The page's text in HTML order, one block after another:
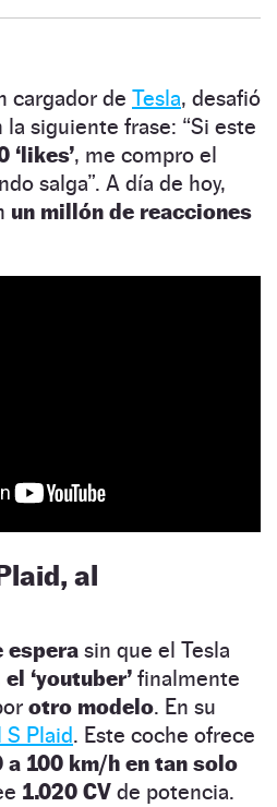
cargador de Tesla, desafió
siguiente frase: “Si este
‘likes’, me compro el
salga”. A día de hoy,
un millón de reacciones
al
espera sin que el Tesla
el ‘youtuber’ finalmente
otro modelo. En su
S Plaid. Este coche ofrece
a 100 km/h en tan solo
1.020 CV de potencia.